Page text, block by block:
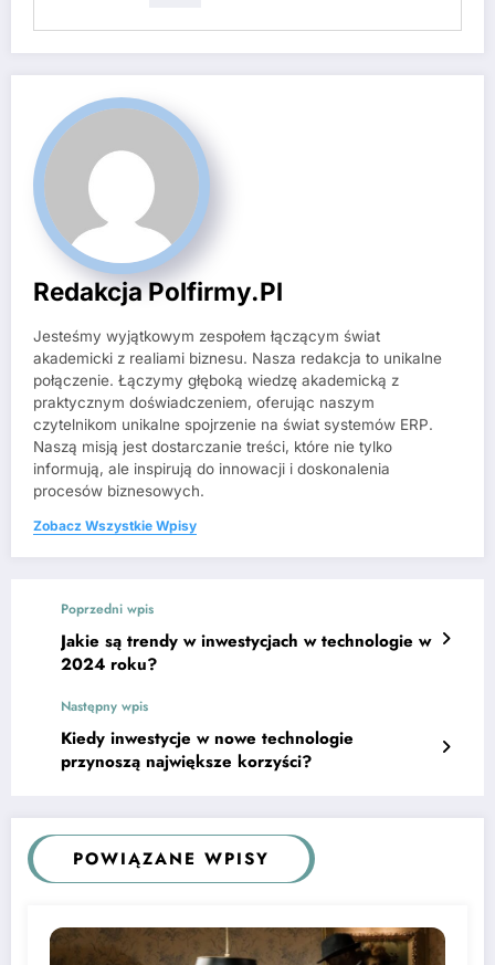
Redakcja Polfirmy.pl
Jesteśmy wyjątkowym zespołem łączącym świat
akademicki z realiami biznesu. Nasza redakcja to unikalne
połączenie. Łączymy głęboką wiedzę akademicką z
praktycznym doświadczeniem, oferując naszym
czytelnikom unikalne spojrzenie na świat systemów ERP.
Naszą misją jest dostarczanie treści, które nie tylko
informują, ale inspirują do innowacji i doskonalenia
procesów biznesowych.
Zobacz Wszystkie Wpisy
Poprzedni wpis
Jakie są trendy w inwestycjach w technologie w
2024 roku?
Następny wpis
Kiedy inwestycje w nowe technologie
przynoszą największe korzyści?
POWIĄZANE WPISY